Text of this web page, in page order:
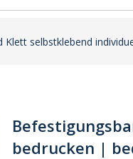
Klett selbstklebend
bedrucken |